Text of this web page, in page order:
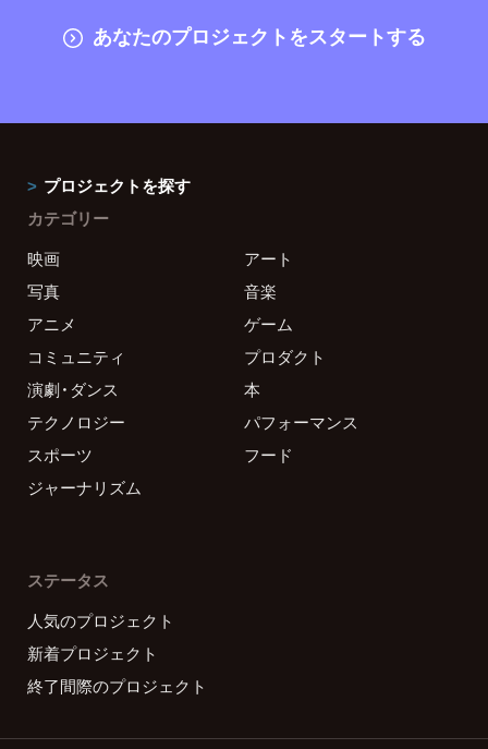
あなたのプロジェクトをスタートする
プロジェクトを探す
カテゴリー
映画
アート
写真
音楽
アニメ
ゲーム
コミュニティ
プロダクト
演劇・ダンス
本
テクノロジー
パフォーマンス
スポーツ
フード
ジャーナリズム
ステータス
人気のプロジェクト
新着プロジェクト
終了間際のプロジェクト